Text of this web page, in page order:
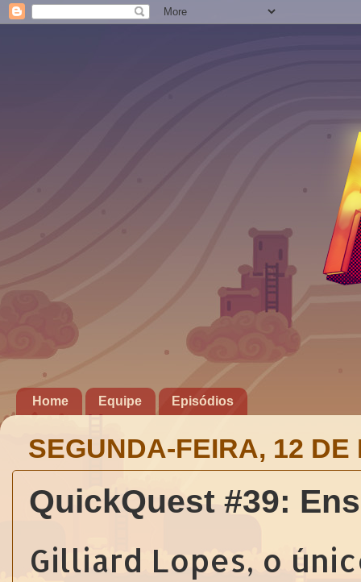
Home Equipe Episódios
SEGUNDA-FEIRA, 12
QuickQuest #39:
Gilliard Lopes, o